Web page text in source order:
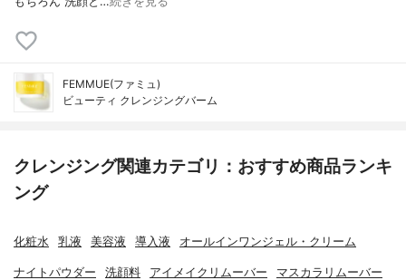
FEMMUE(ファミュ)
ビューティ クレンジングバーム
クレンジング関連カテゴリ：おすすめ商品ランキ
ング
化粧水 乳液 美容液 導入液 オールインワンジェル・クリーム
ナイトパウダー 洗顔料 アイメイクリムーバー マスカラリムーバー